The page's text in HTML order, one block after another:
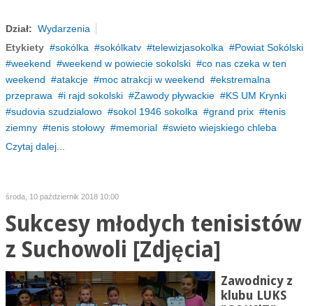
Dział: Wydarzenia
Etykiety
sokólka sokólkatv telewizjasokolka
Powiat Sokólski
weekend
weekend w powiecie sokolski
co nas czeka w ten
weekend
atakcje moc atrakcji w weekend
ekstremalna
przeprawa
i rajd sokolski Zawody pływackie
KS UM Krynki
sudovia szudzialowo
sokol 1946 sokolka grand prix
tenis
ziemny
tenis stołowy memorial
swieto wiejskiego chleba
Czytaj dalej...
środa, 10 październik 2018 10:00
Sukcesy młodych tenisistów
z Suchowoli [Zdjęcia]
Zawodnicy z
klubu LUKS